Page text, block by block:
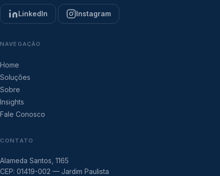
LinkedIn Instagram
NAVEGAÇÃO
Home
Soluções
Sobre
Insights
Fale Conosco
CONTATO
Alameda Santos, 1165
CEP: 01419-002 — Jardim Paulista